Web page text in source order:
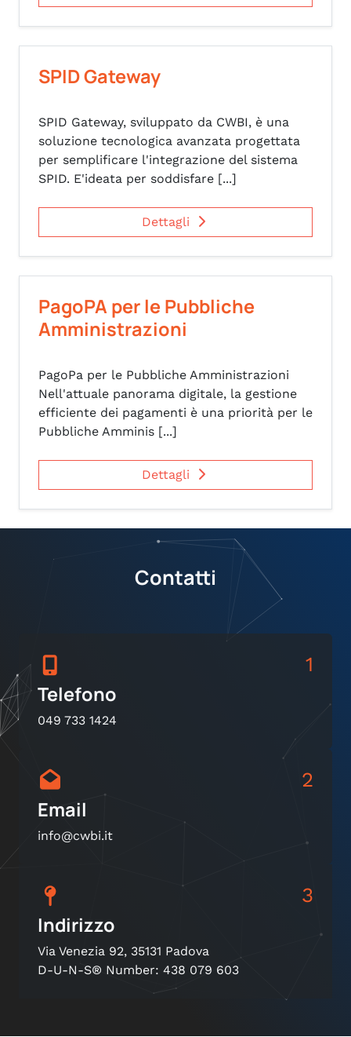
SPID Gateway
SPID Gateway, sviluppato da CWBI, è una
soluzione tecnologica avanzata progettata
per semplificare l'integrazione del sistema
SPID. E'ideata per soddisfare [...]
Dettagli
PagoPA per le Pubbliche
Amministrazioni
PagoPa per le Pubbliche Amministrazioni
Nell'attuale panorama digitale, la gestione
efficiente dei pagamenti è una priorità per le
Pubbliche Amminis [...]
Dettagli
Contatti
1
Telefono
049 733 1424
2
Email
info@cwbi.it
3
Indirizzo
Via Venezia 92, 35131 Padova
D-U-N-S® Number: 438 079 603